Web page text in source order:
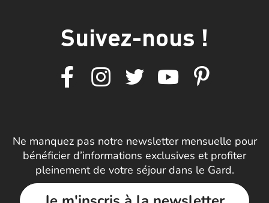
Suivez-nous !
Ne manquez pas notre newsletter mensuelle pour
bénéficier d’informations exclusives et profiter
pleinement de votre séjour dans le Gard.